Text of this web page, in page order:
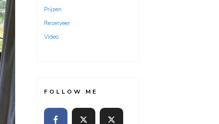
Prijzen
Reserveer
Video
FOLLOW ME